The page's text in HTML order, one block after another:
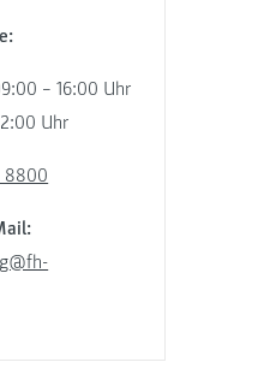
– 16:00 Uhr
Uhr
8800